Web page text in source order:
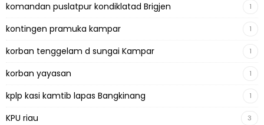
komandan puslatpur kondiklatad Brigjen 1
kontingen pramuka kampar 1
korban tenggelam d sungai Kampar 1
korban yayasan 1
kplp kasi kamtib lapas Bangkinang 1
KPU riau 3